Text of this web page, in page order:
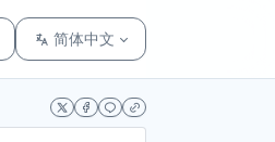
简体中文